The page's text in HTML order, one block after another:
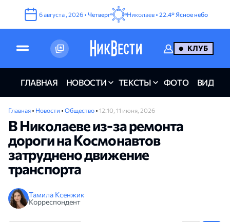
6августа , 2026 • Четверг Николаев • 22.4° Ясное небо
КЛУБ
ГЛАВНАЯ НОВОСТИ ТЕКСТЫ ФОТО ВИДЕО
Главная • Новости • Общество • 12:10, 11 июня, 2026
В Николаеве из-за ремонта
дороги на Космонавтов
затруднено движение
транспорта
Тамила Ксенжик
Корреспондент